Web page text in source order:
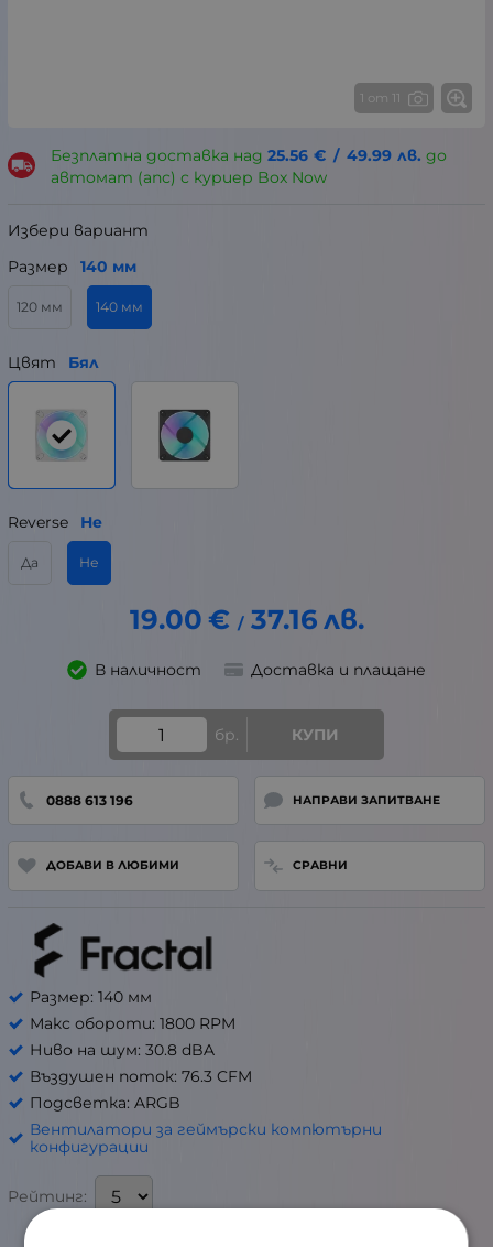
1 от 11
Безплатна доставка над 25.56 € / 49.99 лв. до
автомат (апс) с куриер Box Now
Избери вариант
Размер
140 мм
120 мм 140 мм
Цвят Бял
Reverse Не
Да Не
19.00 € / 37.16 лв.
В наличност Доставка и плащане
бр. КУПИ
0888 613 196 НАПРАВИ ЗАПИТВАНЕ
ДОБАВИ В ЛЮБИМИ СРАВНИ
Размер: 140 мм
Макс обороти: 1800 RPM
Ниво на шум: 30.8 dBA
Въздушен поток: 76.3 CFM
Подсветка: ARGB
Вентилатори за геймърски компютърни
конфигурации
Рейтинг: